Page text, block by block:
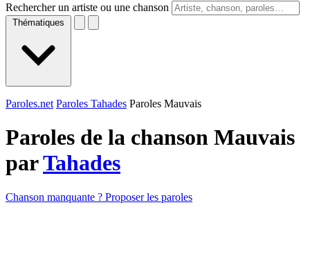
Rechercher un artiste ou une chanson
Thématiques
Paroles.net Paroles Tahades Paroles Mauvais
Paroles de la chanson Mauvais
parTahades
Chanson manquante ? Proposer les paroles